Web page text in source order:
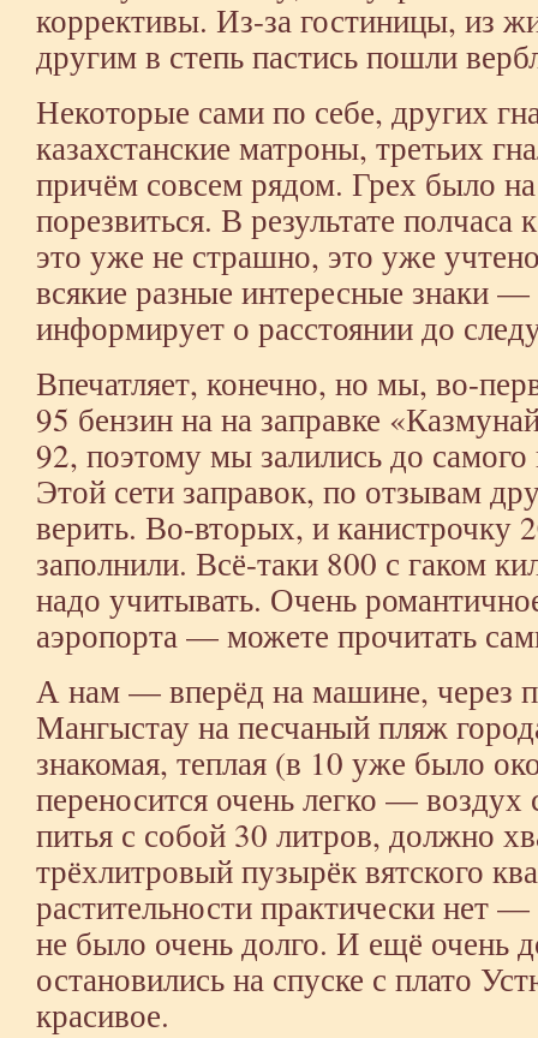
коррективы. Из-за гостиницы, из
другим в степь пастись пошли
Некоторые сами по себе, других
казахстанские матроны, третьих
причём совсем рядом. Грех было
порезвиться. В результате полчаса
это уже не страшно, это уже
всякие разные интересные знаки
информирует о расстоянии до
Впечатляет, конечно, но мы, во-
95 бензин на на заправке
92, поэтому мы залились до
Этой сети заправок, по отзывам
верить. Во-вторых, и канистрочку
заполнили. Всё-таки 800 с гаком
надо учитывать. Очень
аэропорта — можете прочитать
А нам — вперёд на машине, через
Мангыстау на песчаный пляж
знакомая, теплая (в 10 уже было
переносится очень легко —
питья с собой 30 литров, должно
трёхлитровый пузырёк вятского
растительности практически нет
не было очень долго. И ещё очень
остановились на спуске с плато
красивое.